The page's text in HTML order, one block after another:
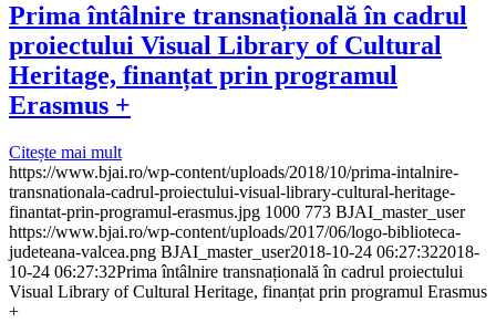
Prima întâlnire transnațională în cadrul
proiectului Visual Library of Cultural
Heritage, finanțat prin programul
Erasmus +
Citește mai mult
https://www.bjai.ro/wp-content/uploads/2018/10/prima-intalnire-
transnationala-cadrul-proiectului-visual-library-cultural-heritage-
finantat-prin-programul-erasmus.jpg 1000 773 BJAI_master_user
https://www.bjai.ro/wp-content/uploads/2017/06/logo-biblioteca-
judeteana-valcea.png BJAI_master_user2018-10-24 06:27:322018-
10-24 06:27:32Prima întâlnire transnațională în cadrul proiectului
Visual Library of Cultural Heritage, finanțat prin programul Erasmus
+